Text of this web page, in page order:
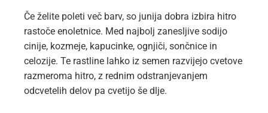
Če želite poleti več barv, so junija dobra izbira hitro
rastoče enoletnice. Med najbolj zanesljive sodijo
cinije, kozmeje, kapucinke, ognjiči, sončnice in
celozije. Te rastline lahko iz semen razvijejo cvetove
razmeroma hitro, z rednim odstranjevanjem
odcvetelih delov pa cvetijo še dlje.